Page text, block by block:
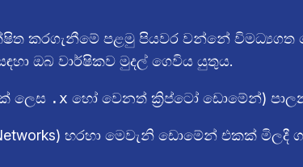
කරගැනීමේ පළමු පියවර වන්නේ විමධ්‍යගත
ඔබ වාර්ෂිකව මුදල් ගෙවිය යුතුය.
ලෙස .x හෝ වෙනත් ක්‍රිප්ටෝ ඩොමේන්)
හරහා මෙවැනි ඩොමේන් එකක්